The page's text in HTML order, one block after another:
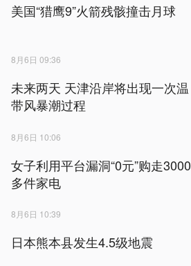
美国“猎鹰9”火箭残骸撞击月球
8月6日 09:36
未来两天 天津沿岸将出现一次温
带风暴潮过程
8月6日 10:06
女子利用平台漏洞“0元”购走3000
多件家电
8月6日 10:39
日本熊本县发生4.5级地震